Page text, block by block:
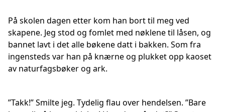
På skolen dagen etter kom han bort til meg ved
skapene. Jeg stod og fomlet med nøklene til låsen, og
bannet lavt i det alle bøkene datt i bakken. Som fra
ingensteds var han på knærne og plukket opp kaoset
av naturfagsbøker og ark.
”Takk!” Smilte jeg. Tydelig flau over hendelsen. ”Bare